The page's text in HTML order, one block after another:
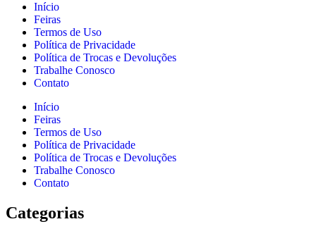
Início
Feiras
Termos de Uso
Política de Privacidade
Política de Trocas e Devoluções
Trabalhe Conosco
Contato
Início
Feiras
Termos de Uso
Política de Privacidade
Política de Trocas e Devoluções
Trabalhe Conosco
Contato
Categorias